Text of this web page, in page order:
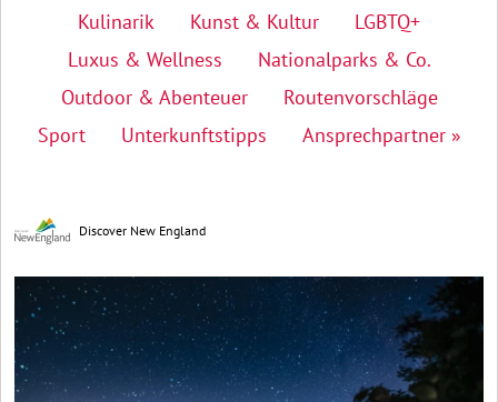
Kulinarik
Kunst & Kultur
LGBTQ+
Luxus & Wellness
Nationalparks & Co.
Outdoor & Abenteuer
Routenvorschläge
Sport
Unterkunftstipps Ansprechpartner »
Discover New England